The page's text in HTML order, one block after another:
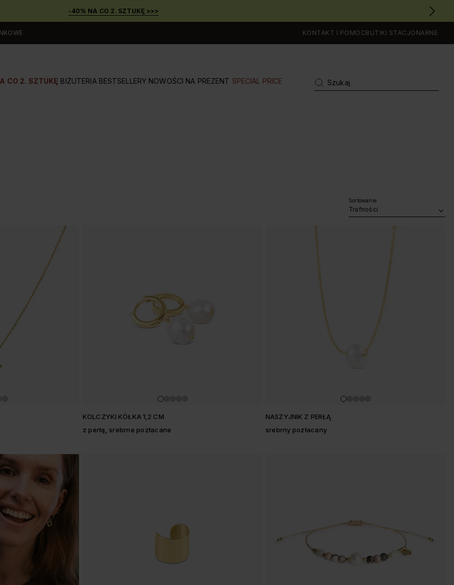
-40% NA CO 2. SZTUKĘ >>>
KONTAKT I POMOCBUTIKI STACJONARNE
CO 2. SZTUKĘ BIŻUTERIA BESTSELLERY NOWOŚCI NA PREZENT SPECIAL PRICE
Sortowanie
Trafności
KOLCZYKI KÓŁKA 1,2 CM
z perłą, srebrne pozłacane
NASZYJNIK Z PERŁĄ
srebrny pozłacany